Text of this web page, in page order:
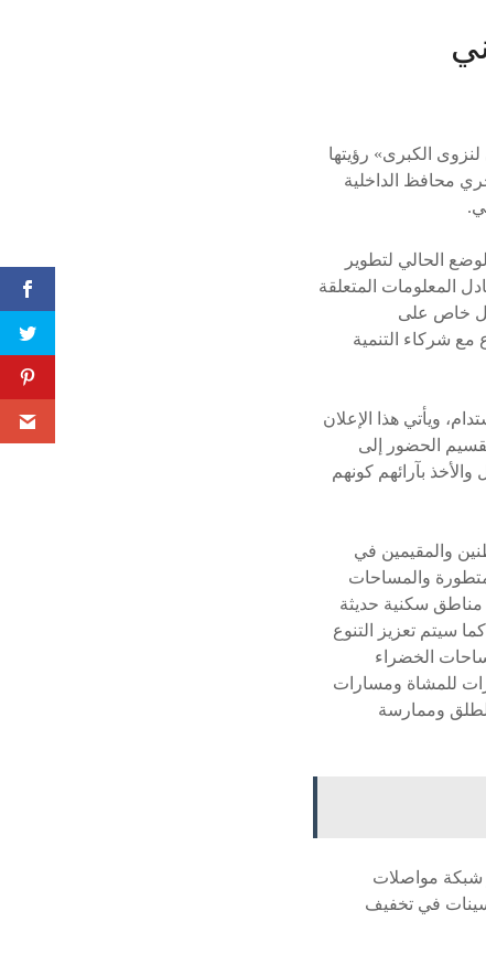
الكبرى» رؤيتها
محافظ الداخلية
الحالي لتطوير
المعلومات المتعلقة
الهيكلي 2040 مع التركيز بشكل خاص على
شركاء التنمية
ويأتي هذا الإعلان
الحضور إلى
بآرائهم كونهم
والمقيمين في
والمساحات
مناطق سكنية حديثة
سيتم تعزيز التنوع
الخضراء
للمشاة ومسارات
وممارسة
شبكة مواصلات
في تخفيف